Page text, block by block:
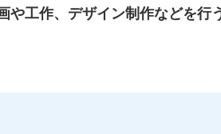
や工作、デザイン制作などを行